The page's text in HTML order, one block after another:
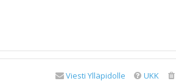
UKK
Viesti Ylläpidolle